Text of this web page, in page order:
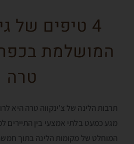
4 טיפים של
המושלמת
טרה
תרבות הלינה של צ'ינקווה טרה היא
מגע כמעט בלתי אמצעי בין התיירים
המוחלט של מקומות הלינה בתוך